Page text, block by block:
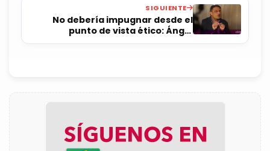
SIGUIENTE
No debería impugnar desde el
punto de vista ético: Ángel
Balderas